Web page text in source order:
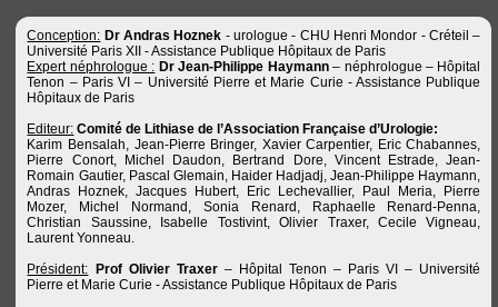
Conception: Dr Andras Hoznek - urologue - CHU Henri Mondor - Créteil –
Université Paris XII - Assistance Publique Hôpitaux de Paris
Expert néphrologue : Dr Jean-Philippe Haymann– néphrologue – Hôpital
Tenon – Paris VI – Université Pierre et Marie Curie - Assistance Publique
Hôpitaux de Paris
Editeur: Comité de Lithiase de l’Association Française d’Urologie:
Karim Bensalah, Jean-Pierre Bringer, Xavier Carpentier, Eric Chabannes,
Pierre Conort, Michel Daudon, Bertrand Dore, Vincent Estrade, Jean-
Romain Gautier, Pascal Glemain, Haider Hadjadj, Jean-Philippe Haymann,
Andras Hoznek, Jacques Hubert, Eric Lechevallier, Paul Meria, Pierre
Mozer, Michel Normand, Sonia Renard, Raphaelle Renard-Penna,
Christian Saussine, Isabelle Tostivint, Olivier Traxer, Cecile Vigneau,
Laurent Yonneau.
Président:
Prof Olivier Traxer– Hôpital Tenon – Paris VI – Université
Pierre et Marie Curie - Assistance Publique Hôpitaux de Paris